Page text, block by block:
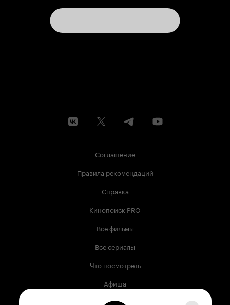
то, смысл какой во всем этом? Сама актриса,
играющая Лекху, мне не понравилась. Никакая.
Красивая, но никакая, без изюминки
совершенно. Бандиты - как бандиты. Обычные
назвали провалом. Но так как лично я фильму с
Дханушем плохую оценку поставить не могу,
Соглашение
Правила рекомендаций
Справка
Кинопоиск PRO
Все фильмы
Все сериалы
Что посмотреть
Афиша
Музыка